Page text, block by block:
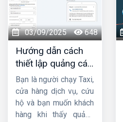
GDN trên
YouTube
hiệu quả nhé
! 03/09/2025 648
Hướng dẫn cách
thiết lập quảng cáo
cuộc gọi Google
Ads chi tiết từ A-Z
Bạn là người chạy Taxi,
cửa hàng dịch vụ, cứu
hộ và bạn muốn khách
hàng khi thấy quảng